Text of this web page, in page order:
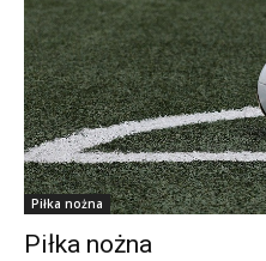
Piłka nożna
Piłka nożna